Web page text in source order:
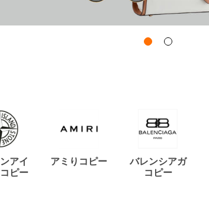
アイ
ピー
アミりコピー
バレンシアガ
コピー